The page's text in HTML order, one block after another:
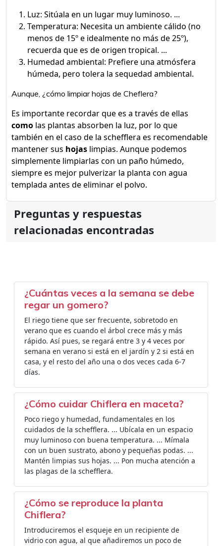
Luz: Sitúala en un lugar muy luminoso. ...
Temperatura: Necesita un ambiente cálido (no
menos de 15º e idealmente no más de 25º),
recuerda que es de origen tropical. ...
Humedad ambiental: Prefiere una atmósfera
húmeda, pero tolera la sequedad ambiental.
Aunque, ¿cómo limpiar hojas de Cheflera?
Es importante recordar que es a través de ellas
como las plantas absorben la luz, por lo que
también en el caso de la schefflera es recomendable
mantener sus hojas limpias. Aunque podemos
simplemente limpiarlas con un paño húmedo,
siempre es mejor pulverizar la planta con agua
templada antes de eliminar el polvo.
Preguntas y respuestas
relacionadas encontradas
¿Cuántas veces a la semana se debe
regar un gomero?
El riego tiene que ser frecuente, sobretodo en
verano que es cuando el árbol crece más y más
rápido. Así pues, se regará entre 3 y 4 veces por
semana en verano si está en el jardín y 2 si está en
casa, y el resto del año una o dos veces cada 6-7
días.
¿Cómo cuidar Chiflera en maceta?
Poco riego y humedad, fundamentales en los
cuidados de la schefflera. ... Ubícala en un espacio
muy luminoso con buena temperatura. ... Mímala
con un buen sustrato, abono y pequeñas podas. ...
Mantén limpias sus hojas. ... Pon mucha atención a
las plagas de la schefflera.
¿Cómo se reproduce la planta
Chiflera?
Introduciremos el esqueje en un recipiente de
vidrio con agua, al que añadiremos un poco de